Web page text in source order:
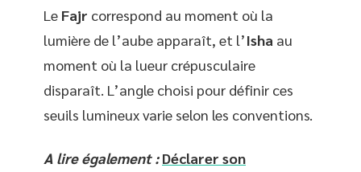
Le Fajr correspond au moment où la
lumière de l’aube apparaît, et l’Isha au
moment où la lueur crépusculaire
disparaît. L’angle choisi pour définir ces
seuils lumineux varie selon les conventions.
A lire également : Déclarer son